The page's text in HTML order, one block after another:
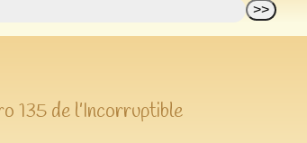
135 de l’Incorruptible